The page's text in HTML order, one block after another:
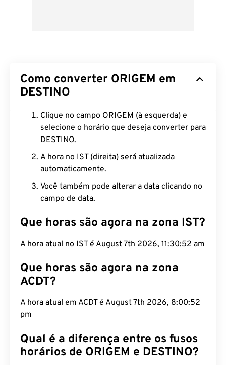
Como converter ORIGEM em
DESTINO
Clique no campo ORIGEM (à esquerda) e
selecione o horário que deseja converter para
DESTINO.
A hora no IST (direita) será atualizada
automaticamente.
Você também pode alterar a data clicando no
campo de data.
Que horas são agora na zona IST?
A hora atual no IST é August 7th 2026, 11:30:53 am
Que horas são agora na zona
ACDT?
A hora atual em ACDT é August 7th 2026, 8:00:53
pm
Qual é a diferença entre os fusos
horários de ORIGEM e DESTINO?